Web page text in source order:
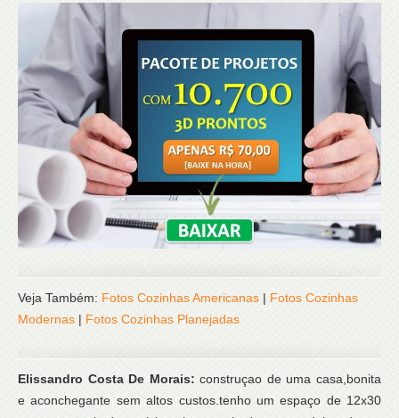
Veja Também: Fotos Cozinhas Americanas | Fotos Cozinhas
Modernas | Fotos Cozinhas Planejadas
Elissandro Costa De Morais:construçao de uma casa,bonita
e aconchegante sem altos custos.tenho um espaço de 12x30